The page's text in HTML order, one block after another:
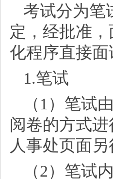
考试分为笔
定，经批准
化程序直接
1.笔试
（ 1）笔试
阅卷的方式
人事处页面另
（2）笔试